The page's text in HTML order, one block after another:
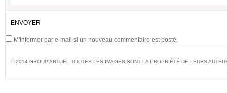
M'informer par e-mail si un nouveau commentaire est posté.
© 2014 GROUP'ARTUEL TOUTES LES IMAGES SONT LA PROPRIÉTÉ DE LEURS